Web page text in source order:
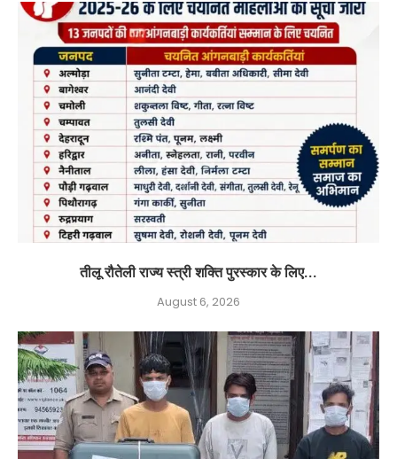
तीलू रौतेली राज्य स्त्री शक्ति पुरस्कार के लिए...
August 6, 2026